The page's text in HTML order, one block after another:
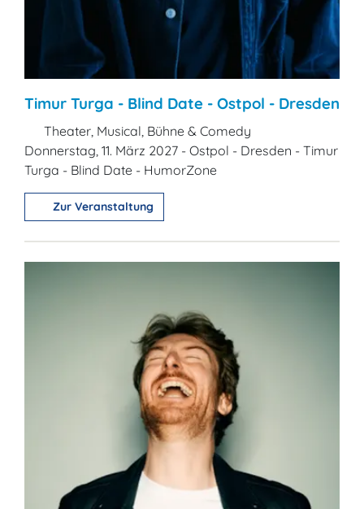
Timur Turga - Blind Date - Ostpol - Dresden
Theater, Musical, Bühne & Comedy
Donnerstag, 11. März 2027 - Ostpol - Dresden - Timur
Turga - Blind Date - HumorZone
Zur Veranstaltung